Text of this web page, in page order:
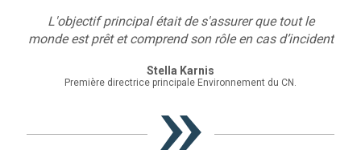
L'objectif principal était de s'assurer que tout le
monde est prêt et comprend son rôle en cas d’incident
Stella Karnis
Première directrice principale Environnement du CN.